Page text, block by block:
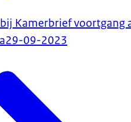
Kamerbrief
29-09-2023